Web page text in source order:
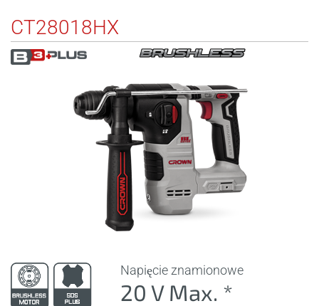
CT28018HX
Napięcie znamionowe
20 V Max. *